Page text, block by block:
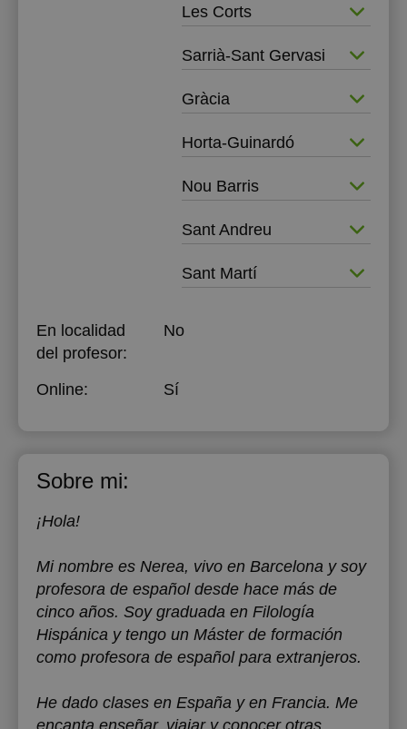
Les Corts
Sarrià-Sant Gervasi
Gràcia
Horta-Guinardó
Nou Barris
Sant Andreu
Sant Martí
En localidad
del profesor:
No
Online: Sí
Sobre mi:
¡Hola!
Mi nombre es Nerea, vivo en Barcelona y soy
profesora de español desde hace más de
cinco años. Soy graduada en Filología
Hispánica y tengo un Máster de formación
como profesora de español para extranjeros.
He dado clases en España y en Francia. Me
encanta enseñar, viajar y conocer otras